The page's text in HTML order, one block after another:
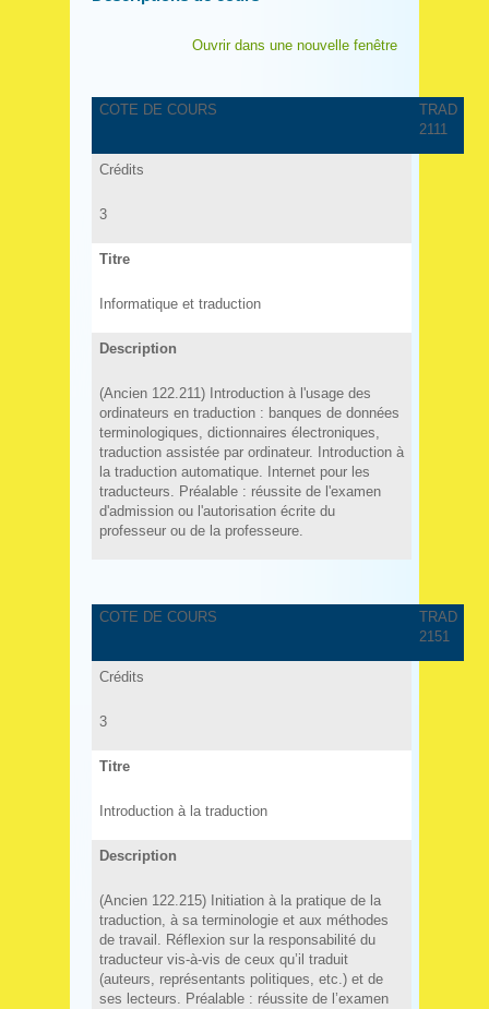
Ouvrir dans une nouvelle fenêtre
COTE DE COURS
TRAD
2111
Crédits
3
Titre
Informatique et traduction
Description
(Ancien 122.211) Introduction à l'usage des
ordinateurs en traduction : banques de données
terminologiques, dictionnaires électroniques,
traduction assistée par ordinateur. Introduction à
la traduction automatique. Internet pour les
traducteurs. Préalable : réussite de l'examen
d'admission ou l'autorisation écrite du
professeur ou de la professeure.
COTE DE COURS
TRAD
2151
Crédits
3
Titre
Introduction à la traduction
Description
(Ancien 122.215) Initiation à la pratique de la
traduction, à sa terminologie et aux méthodes
de travail. Réflexion sur la responsabilité du
traducteur vis-à-vis de ceux qu’il traduit
(auteurs, représentants politiques, etc.) et de
ses lecteurs. Préalable : réussite de l’examen